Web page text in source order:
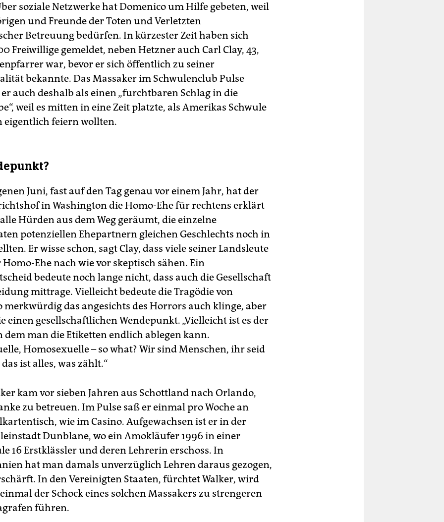
sozia­le Netzwerke hat Domenico um Hilfe gebeten, weil
und Freunde der Toten und Verletzten
Betreuung bedürfen. In kürzester Zeit haben sich
Freiwillige gemeldet, neben Hetzner auch Carl Clay, 43,
war, bevor er sich öffentlich zu seiner
bekannte. Das Massaker im Schwulenclub Pulse
auch deshalb als einen „furchtbaren Schlag in die
weil es mitten in eine Zeit platzte, als Amerikas Schwule
eigentlich feiern wollten.
Juni, fast auf den Tag genau vor einem Jahr, hat der
in Washington die Homo-Ehe für rechtens erklärt
Hürden aus dem Weg geräumt, die einzelne
potenziellen Ehepartnern gleichen Geschlechts noch in
Er wisse schon, sagt Clay, dass viele seiner Landsleute
Ehe nach wie vor skeptisch sähen. Ein
bedeute noch lange nicht, dass auch die Gesellschaft
mittrage. Vielleicht bedeute die Tragödie von
merkwürdig das angesichts des Horrors auch klinge, aber
einen gesellschaftlichen Wendepunkt. „Vielleicht ist es der
dem man die Etiketten endlich ablegen kann.
Homosexuelle – so what? Wir sind Menschen, ihr seid
ist alles, was zählt.“
kam vor sieben Jahren aus Schottland nach Orlando,
zu betreuen. Im Pulse saß er einmal pro Woche an
wie im Casino. Aufgewachsen ist er in der
Dunblane, wo ein Amokläufer 1996 in einer
16 Erstklässler und deren Lehrerin erschoss. In
hat man damals unverzüglich Lehren daraus gezogen,
In den Vereinigten Staaten, fürchtet Walker, wird
der Schock eines solchen Massakers zu strengeren
führen.